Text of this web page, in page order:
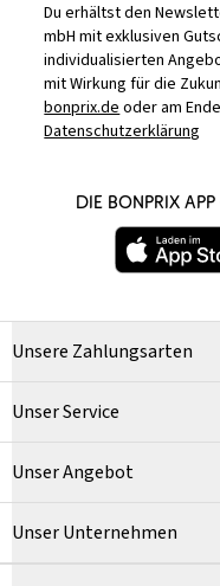
Du erhältst den
mbH mit exklusiven
individualisierten
mit Wirkung für die
bonprix.deoder am
Datenschutzerklärung
DIE BONPRIX
Unsere Zahlungsarten
Unser Service
Unser Angebot
Unser Unternehmen